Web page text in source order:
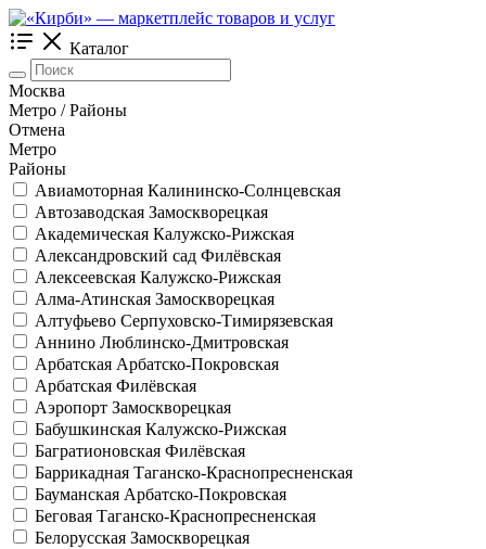
Каталог
Москва
Метро / Районы
Отмена
Метро
Районы
Авиамоторная Калининско-Солнцевская
Автозаводская Замоскворецкая
Академическая Калужско-Рижская
Александровский сад Филёвская
Алексеевская Калужско-Рижская
Алма-Атинская Замоскворецкая
Алтуфьево Серпуховско-Тимирязевская
Аннино Люблинско-Дмитровская
Арбатская Арбатско-Покровская
Арбатская Филёвская
Аэропорт Замоскворецкая
Бабушкинская Калужско-Рижская
Багратионовская Филёвская
Баррикадная Таганско-Краснопресненская
Бауманская Арбатско-Покровская
Беговая Таганско-Краснопресненская
Белорусская Замоскворецкая